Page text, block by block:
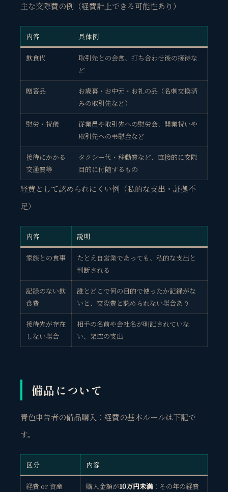
主な交際費の例（経費計上できる可能性あり）
内容 具体例
飲食代
取引先との会食、打ち合わせ後の接待な
ど
贈答品
お歳暮・お中元・お礼の品（名刺交換済
みの取引先など）
慰労・祝儀
従業員や取引先への慰労会、開業祝いや
取引先への弔慰金など
接待にかかる
交通費等
タクシー代・移動費など、直接的に交際
目的に付随するもの
経費として認められにくい例（私的な支出・証拠不
足）
内容 説明
家族との食事
たとえ自営業であっても、私的な支出と
判断される
記録のない飲
食費
誰とどこで何の目的で使ったか記録がな
いと、交際費と認められない場合あり
接待先が存在
しない場合
相手の名前や会社名が明記されていな
い、架空の支出
備品について
青色申告者の備品購入：経費の基本ルールは下記で
す。
区分 内容
経費 or 資産 購入金額が10万円未満：その年の経費